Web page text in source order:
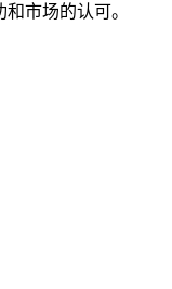
市场的认可。